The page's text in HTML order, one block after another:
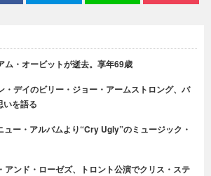
ム・オービットが逝去。享年69歳
・デイのビリー・ジョー・アームストロング、バ
いを語る
ュー・アルバムより“Cry Ugly”のミュージック・
アンド・ローゼズ、トロント公演でクリス・ステ